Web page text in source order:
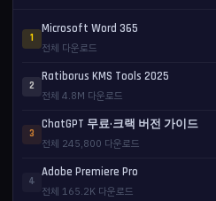
1
Microsoft Word 365
전체 다운로드
2
Ratiborus KMS Tools 2025
전체 4.8M 다운로드
3
ChatGPT 무료·크랙 버전 가이드
전체 245,800 다운로드
4
Adobe Premiere Pro
전체 165.2K 다운로드